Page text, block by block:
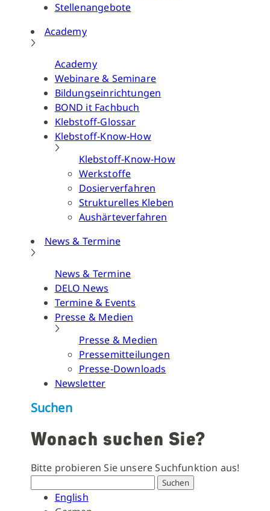
Stellenangebote
Academy
Academy
Webinare & Seminare
Bildungseinrichtungen
BOND it Fachbuch
Klebstoff-Glossar
Klebstoff-Know-How
Klebstoff-Know-How
Werkstoffe
Dosierverfahren
Strukturelles Kleben
Aushärteverfahren
News & Termine
News & Termine
DELO News
Termine & Events
Presse & Medien
Presse & Medien
Pressemitteilungen
Presse-Downloads
Newsletter
Suchen
Wonach suchen Sie?
Bitte probieren Sie unsere Suchfunktion aus!
Suchen
English